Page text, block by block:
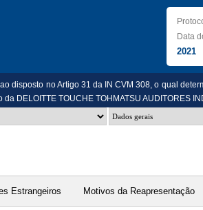
Data
2021
disposto no Artigo 31 da IN CVM 308, o qual
DELOITTE TOUCHE TOHMATSU AUDITORES